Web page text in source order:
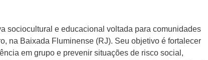
sociocultural e educacional voltada para comunidades
na Baixada Fluminense (RJ). Seu objetivo é fortalecer
em grupo e prevenir situações de risco social,